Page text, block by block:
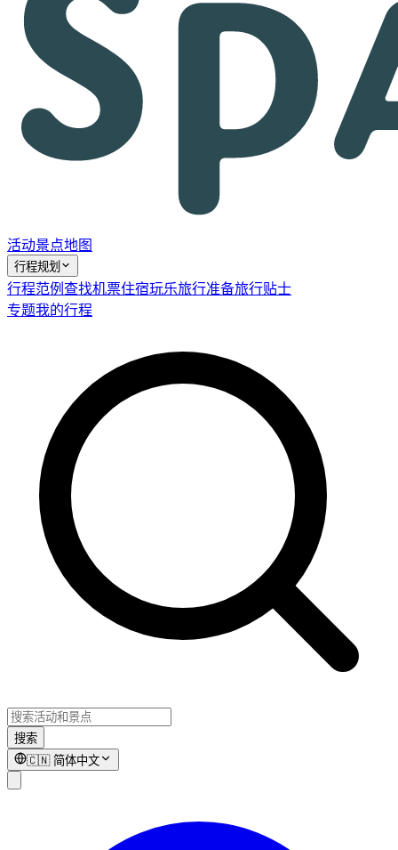
活动景点地图
行程规划
行程范例 查找机票住宿玩乐旅行准备旅行贴士
专题我的行程
搜索
🇨🇳 简体中文